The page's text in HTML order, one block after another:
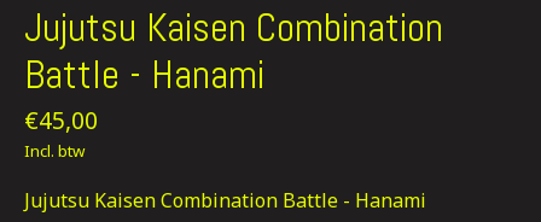
Jujutsu Kaisen Combination
Battle - Hanami
€45,00
Incl. btw
Jujutsu Kaisen Combination Battle - Hanami